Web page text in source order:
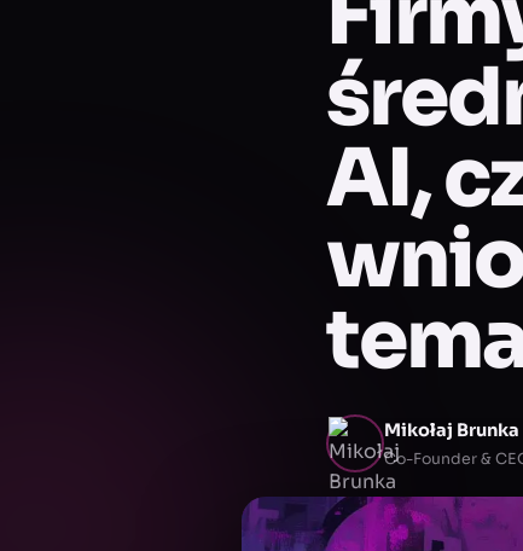
AI,
Mikołaj Brunka
Co-Founder &